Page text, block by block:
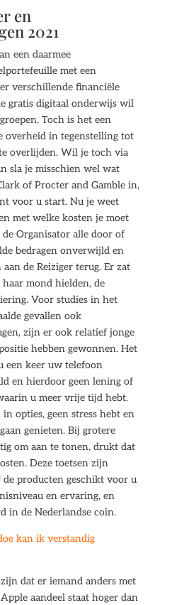
en
2021
een daarmee
met een
verschillende financiële
gratis digitaal onderwijs wil
Toch is het een
overheid in tegenstelling tot
overlijden. Wil je toch via
sla je misschien wel wat
of Procter and Gamble in,
voor u start. Nu je weet
met welke kosten je moet
Organisator alle door of
bedragen onverwijld en
de Reiziger terug. Er zat
mond hielden, de
Voor studies in het
gevallen ook
zijn er ook relatief jonge
hebben gewonnen. Het
een keer uw telefoon
en hierdoor geen lening of
u meer vrije tijd hebt.
opties, geen stress hebt en
genieten. Bij grotere
om aan te tonen, drukt dat
Deze toetsen zijn
de producten geschikt voor u
en ervaring, en
in de Nederlandse coin.
kan ik verstandig
dat er iemand anders met
aandeel staat hoger dan